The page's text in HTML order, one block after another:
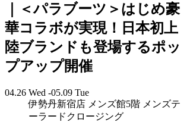
｜＜パラブーツ＞はじめ豪
華コラボが実現！日本初上
陸ブランドも登場するポッ
プアップ開催
04.26 Wed -05.09 Tue
伊勢丹新宿店 メンズ館5階 メンズテ
ーラードクロージング